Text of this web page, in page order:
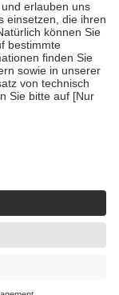
18. Lebensjahr
die von der
Bewertungen
künstlicher